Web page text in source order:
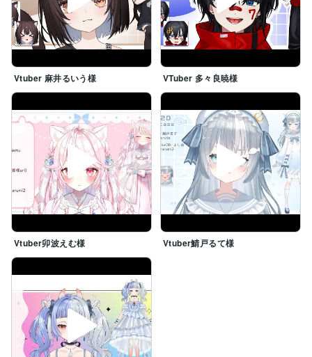
Vtuber 麻井るいう様 VTuber 多々良暁様
Vtuber卯波えむ様 Vtuber鯖戸るて様